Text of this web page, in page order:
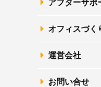
アフターサポ
オフィスづく
運営会社
お問い合せ